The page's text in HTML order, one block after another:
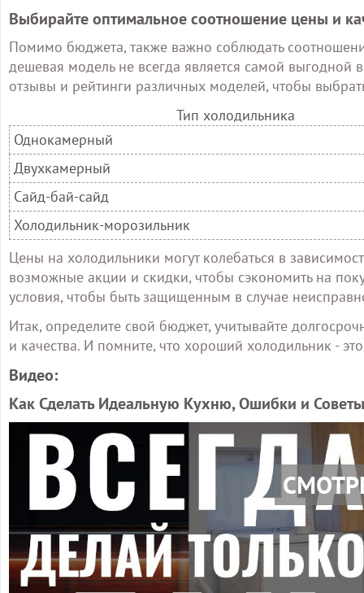
Выбирайте оптимальное соотношение цены и
Помимо бюджета, также важно соблюдать
дешевая модель не всегда является самой выгодной
отзывы и рейтинги различных моделей, чтобы
Тип холодильника
Однокамерный
Двухкамерный
Сайд-бай-сайд
Холодильник-морозильник
Цены на холодильники могут колебаться в
возможные акции и скидки, чтобы сэкономить на
условия, чтобы быть защищенным в случае
Итак, определите свой бюджет, учитывайте
и качества. И помните, что хороший холодильник -
Видео:
Как Сделать Идеальную Кухню, Ошибки и